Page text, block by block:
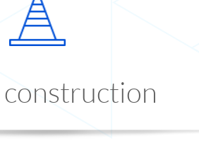
construction